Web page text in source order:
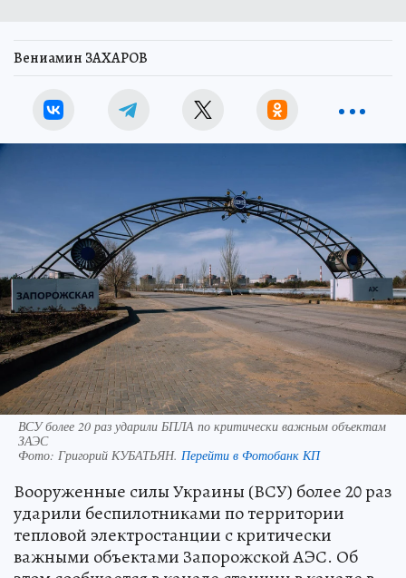
Вениамин ЗАХАРОВ
ВСУ более 20 раз ударили БПЛА по критически важным объектам
ЗАЭС
Фото: Григорий КУБАТЬЯН. Перейти в Фотобанк КП
Вооруженные силы Украины (ВСУ) более 20 раз
ударили беспилотниками по территории
тепловой электростанции с критически
важными объектами Запорожской АЭС. Об